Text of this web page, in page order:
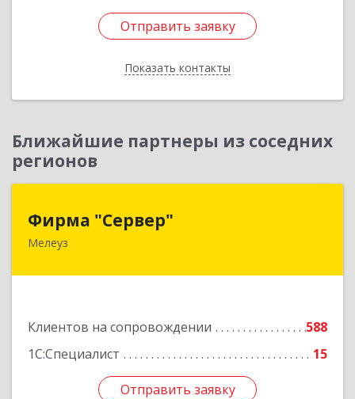
Отправить заявку
Показать контакты
Отправить заявку
Назад
Ближайшие партнеры из соседних
регионов
Фирма "Сервер"
Мелеуз
Клиентов на сопровождении
588
1С:Специалист
15
Отправить заявку
453852, Башкортостан Респ, Мелеузовский р-н,
Отправить заявку